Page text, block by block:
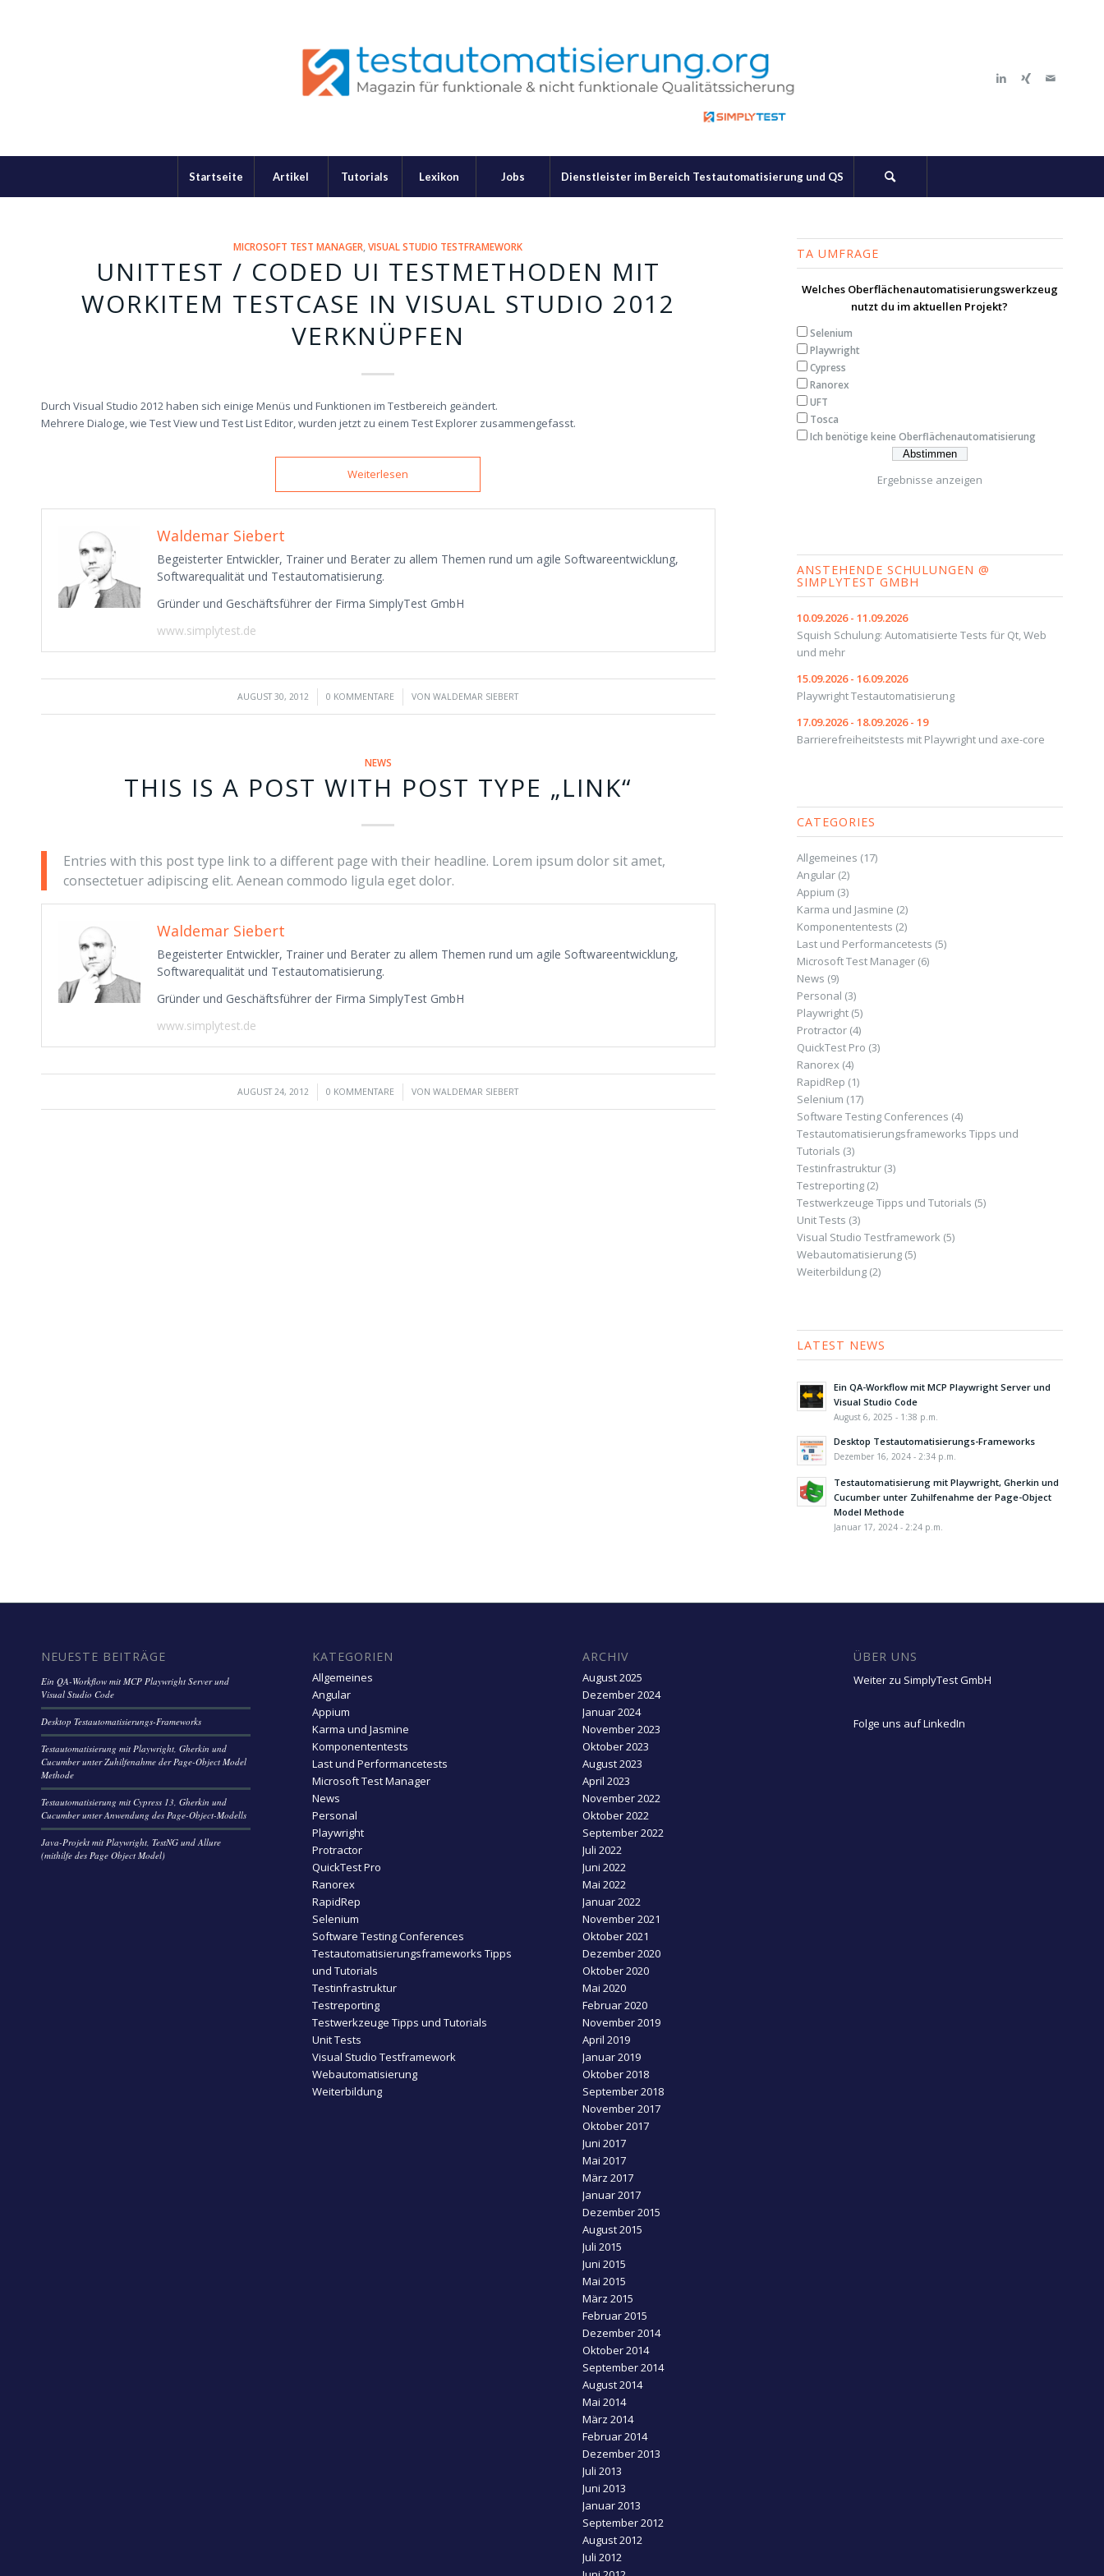
Startseite Artikel Tutorials Lexikon Jobs Dienstleister im Bereich Testautomatisierung und QS
MICROSOFT TEST MANAGER ,VISUAL STUDIO TESTFRAMEWORK
UNITTEST / CODED UI TESTMETHODEN MIT
WORKITEM TESTCASE IN VISUAL STUDIO 2012
VERKNÜPFEN
Durch Visual Studio 2012 haben sich einige Menüs und Funktionen im Testbereich geändert.
Mehrere Dialoge, wie Test View und Test List Editor, wurden jetzt zu einem Test Explorer zusammengefasst.
Weiterlesen
Waldemar Siebert
Begeisterter Entwickler, Trainer und Berater zu allem Themen rund um agile Softwareentwicklung,
Softwarequalität und Testautomatisierung.
Gründer und Geschäftsführer der Firma SimplyTest GmbH
www.simplytest.de
AUGUST 30, 2012
/ 0 KOMMENTARE
/ VONWALDEMAR SIEBERT
NEWS
THIS IS A POST WITH POST TYPE „LINK“
Entries with this post type link to a different page with their headline. Lorem ipsum dolor sit amet,
consectetuer adipiscing elit. Aenean commodo ligula eget dolor.
Waldemar Siebert
Begeisterter Entwickler, Trainer und Berater zu allem Themen rund um agile Softwareentwicklung,
Softwarequalität und Testautomatisierung.
Gründer und Geschäftsführer der Firma SimplyTest GmbH
www.simplytest.de
AUGUST 24, 2012
/ 0 KOMMENTARE
/ VONWALDEMAR SIEBERT
TA UMFRAGE
Welches Oberflächenautomatisierungswerkzeug
nutzt du im aktuellen Projekt?
Selenium
Playwright
Cypress
Ranorex
UFT
Tosca
Ich benötige keine Oberflächenautomatisierung
Ergebnisse anzeigen
ANSTEHENDE SCHULUNGEN @
SIMPLYTEST GMBH
10.09.2026 - 11.09.2026
Squish Schulung: Automatisierte Tests für Qt, Web
und mehr
15.09.2026 - 16.09.2026
Playwright Testautomatisierung
17.09.2026 - 18.09.2026 - 19
Barrierefreiheitstests mit Playwright und axe-core
CATEGORIES
Allgemeines (17)
Angular(2)
Appium (3)
Karma und Jasmine (2)
Komponententests (2)
Last und Performancetests (5)
Microsoft Test Manager(6)
News (9)
Personal (3)
Playwright(5)
Protractor(4)
QuickTest Pro (3)
Ranorex(4)
RapidRep (1)
Selenium (17)
Software Testing Conferences (4)
Testautomatisierungsframeworks Tipps und
Tutorials (3)
Testinfrastruktur(3)
Testreporting(2)
Testwerkzeuge Tipps und Tutorials (5)
Unit Tests (3)
Visual Studio Testframework (5)
Webautomatisierung(5)
Weiterbildung(2)
LATEST NEWS
Ein QA-Workflow mit MCP Playwright Server und
Visual Studio Code
August 6, 2025 - 1:38 p.m.
Desktop Testautomatisierungs-Frameworks
Dezember 16, 2024 - 2:34 p.m.
Testautomatisierung mit Playwright, Gherkin und
Cucumber unter Zuhilfenahme der Page-Object
Model Methode
Januar 17, 2024 - 2:24 p.m.
NEUESTE BEITRÄGE
Ein QA-Workflow mit MCP Playwright Server und
Visual Studio Code
Desktop Testautomatisierungs-Frameworks
Testautomatisierung mit Playwright, Gherkin und
Cucumber unter Zuhilfenahme der Page-Object Model
Methode
Testautomatisierung mit Cypress 13, Gherkin und
Cucumber unter Anwendung des Page-Object-Modells
Java-Projekt mit Playwright, TestNG und Allure
(mithilfe des Page Object Model)
KATEGORIEN
Allgemeines
Angular
Appium
Karma und Jasmine
Komponententests
Last und Performancetests
Microsoft Test Manager
News
Personal
Playwright
Protractor
QuickTest Pro
Ranorex
RapidRep
Selenium
Software Testing Conferences
Testautomatisierungsframeworks Tipps
und Tutorials
Testinfrastruktur
Testreporting
Testwerkzeuge Tipps und Tutorials
Unit Tests
Visual Studio Testframework
Webautomatisierung
Weiterbildung
ARCHIV
August 2025
Dezember 2024
Januar 2024
November 2023
Oktober 2023
August 2023
April 2023
November 2022
Oktober 2022
September 2022
Juli 2022
Juni 2022
Mai 2022
Januar 2022
November 2021
Oktober 2021
Dezember 2020
Oktober 2020
Mai 2020
Februar 2020
November 2019
April 2019
Januar 2019
Oktober 2018
September 2018
November 2017
Oktober 2017
Juni 2017
Mai 2017
März 2017
Januar 2017
Dezember 2015
August 2015
Juli 2015
Juni 2015
Mai 2015
März 2015
Februar 2015
Dezember 2014
Oktober 2014
September 2014
August 2014
Mai 2014
März 2014
Februar 2014
Dezember 2013
Juli 2013
Juni 2013
Januar 2013
September 2012
August 2012
Juli 2012
ÜBER UNS
Weiter zu SimplyTest GmbH
Folge uns auf LinkedIn